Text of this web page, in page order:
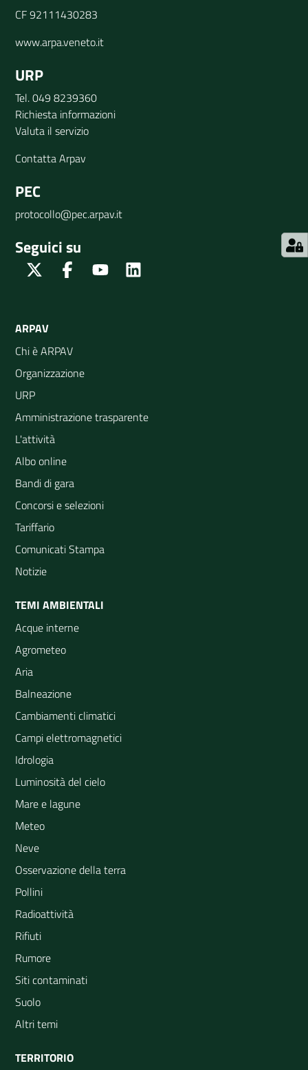
CF 92111430283
www.arpa.veneto.it
URP
Tel. 049 8239360
Richiesta informazioni
Valuta il servizio
Contatta Arpav
PEC
protocollo@pec.arpav.it
Seguici su
Twitter FacebookYoutube
ARPAV
Chi è ARPAV
Organizzazione
URP
Amministrazione trasparente
L'attività
Albo online
Bandi di gara
Concorsi e selezioni
Tariffario
Comunicati Stampa
Notizie
TEMI AMBIENTALI
Acque interne
Agrometeo
Aria
Balneazione
Cambiamenti climatici
Campi elettromagnetici
Idrologia
Luminosità del cielo
Mare e lagune
Meteo
Neve
Osservazione della terra
Pollini
Radioattività
Rifiuti
Rumore
Siti contaminati
Suolo
Altri temi
TERRITORIO